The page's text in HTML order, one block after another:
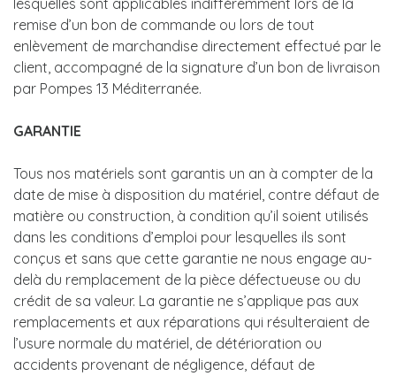
lesquelles sont applicables indifféremment lors de la
remise d’un bon de commande ou lors de tout
enlèvement de marchandise directement effectué par le
client, accompagné de la signature d’un bon de livraison
par Pompes 13 Méditerranée.
GARANTIE
Tous nos matériels sont garantis un an à compter de la
date de mise à disposition du matériel, contre défaut de
matière ou construction, à condition qu’il soient utilisés
dans les conditions d’emploi pour lesquelles ils sont
conçus et sans que cette garantie ne nous engage au-
delà du remplacement de la pièce défectueuse ou du
crédit de sa valeur. La garantie ne s’applique pas aux
remplacements et aux réparations qui résulteraient de
l’usure normale du matériel, de détérioration ou
accidents provenant de négligence, défaut de